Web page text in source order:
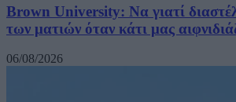
Brown University: Να γιατί
των ματιών όταν κάτι μας
06/08/2026